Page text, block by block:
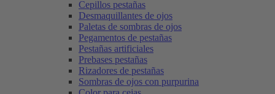
Cepillos pestañas
Desmaquillantes de ojos
Paletas de sombras de ojos
Pegamentos de pestañas
Pestañas artificiales
Prebases pestañas
Rizadores de pestañas
Sombras de ojos con purpurina